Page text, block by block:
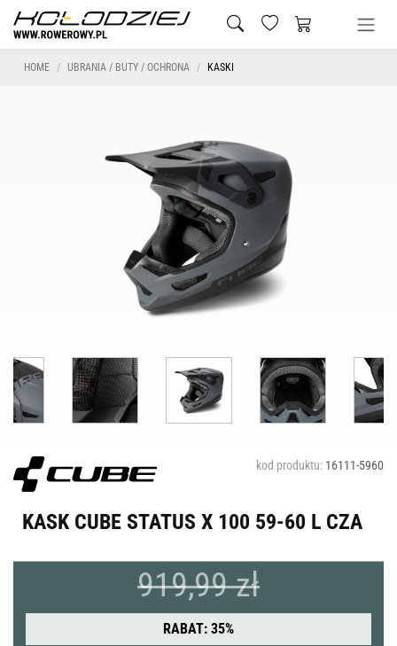
HOME UBRANIA / BUTY / OCHRONA KASKI
kod produktu: 16111-5960
KASK CUBE STATUS X 100 59-60 L CZA
919,99 zł
RABAT: 35%